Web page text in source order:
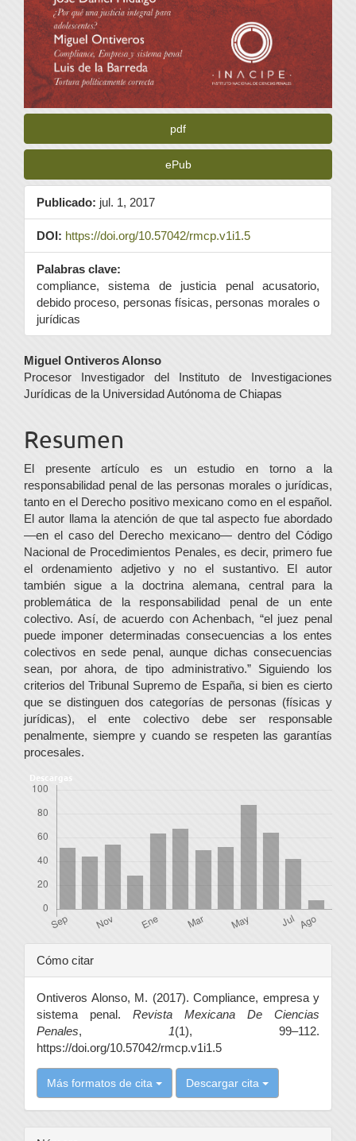
pdf
ePub
Publicado: jul. 1, 2017
DOI: https://doi.org/10.57042/rmcp.v1i1.5
Palabras clave:
compliance, sistema de justicia penal acusatorio,
debido proceso, personas físicas, personas morales o
jurídicas
Contenido
principal
artículo
Miguel Ontiveros Alonso
Procesor Investigador del Instituto de Investigaciones
Jurídicas de la Universidad Autónoma de Chiapas
Resumen
El presente artículo es un estudio en torno a la
responsabilidad penal de las personas morales o jurídicas,
tanto en el Derecho positivo mexicano como en el español.
El autor llama la atención de que tal aspecto fue abordado
—en el caso del Derecho mexicano— dentro del Código
Nacional de Procedimientos Penales, es decir, primero fue
el ordenamiento adjetivo y no el sustantivo. El autor
también sigue a la doctrina alemana, central para la
problemática de la responsabilidad penal de un ente
colectivo. Así, de acuerdo con Achenbach, “el juez penal
puede imponer determinadas consecuencias a los entes
colectivos en sede penal, aunque dichas consecuencias
sean, por ahora, de tipo administrativo.” Siguiendo los
criterios del Tribunal Supremo de España, si bien es cierto
que se distinguen dos categorías de personas (físicas y
jurídicas), el ente colectivo debe ser responsable
penalmente, siempre y cuando se respeten las garantías
procesales.
Descargas
Detalles
del
artículo
Cómo citar
Ontiveros Alonso, M. (2017). Compliance, empresa y
sistema penal. Revista Mexicana De Ciencias
Penales, 1(1), 99–112.
https://doi.org/10.57042/rmcp.v1i1.5
Más formatos de cita Descargar cita